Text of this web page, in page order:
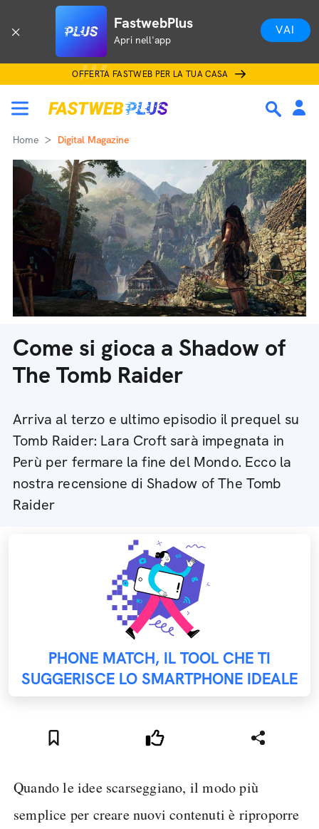
FastwebPlus
Apri nell'app
VAI
OFFERTA FASTWEB PER LA TUA CASA
Home Digital Magazine
Come si gioca a Shadow of
The Tomb Raider
Arriva al terzo e ultimo episodio il prequel su
Tomb Raider: Lara Croft sarà impegnata in
Perù per fermare la fine del Mondo. Ecco la
nostra recensione di Shadow of The Tomb
Raider
PHONE MATCH, IL TOOL CHE TI
SUGGERISCE LO SMARTPHONE IDEALE
Quando le idee scarseggiano, il modo più
semplice per creare nuovi contenuti è riproporre